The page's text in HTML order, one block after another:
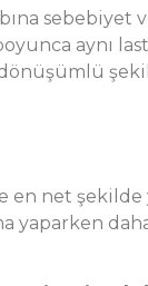
aynı
net şekilde
yaparken